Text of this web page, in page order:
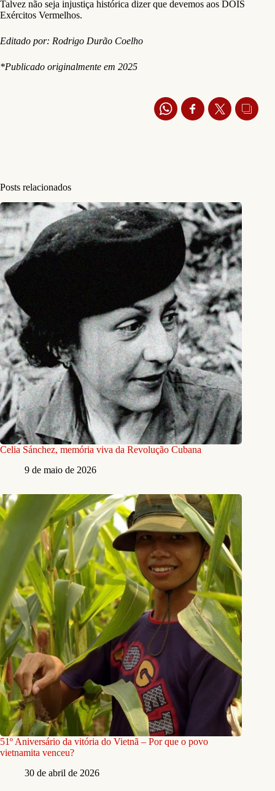
Talvez não seja injustiça histórica dizer que devemos aos DOIS
Exércitos Vermelhos.
Editado por: Rodrigo Durão Coelho
*Publicado originalmente em 2025
Posts relacionados
Celia Sánchez, memória viva da Revolução Cubana
9 de maio de 2026
51º Aniversário da vitória do Vietnã – Por que o povo
vietnamita venceu?
30 de abril de 2026